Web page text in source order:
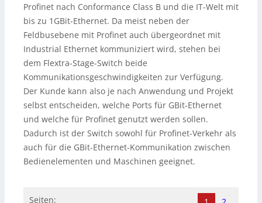
Profinet nach Conformance Class B und die IT-Welt mit
bis zu 1GBit-Ethernet. Da meist neben der
Feldbusebene mit Profinet auch übergeordnet mit
Industrial Ethernet kommuniziert wird, stehen bei
dem Flextra-Stage-Switch beide
Kommunikationsgeschwindigkeiten zur Verfügung.
Der Kunde kann also je nach Anwendung und Projekt
selbst entscheiden, welche Ports für GBit-Ethernet
und welche für Profinet genutzt werden sollen.
Dadurch ist der Switch sowohl für Profinet-Verkehr als
auch für die GBit-Ethernet-Kommunikation zwischen
Bedienelementen und Maschinen geeignet.
Seiten: